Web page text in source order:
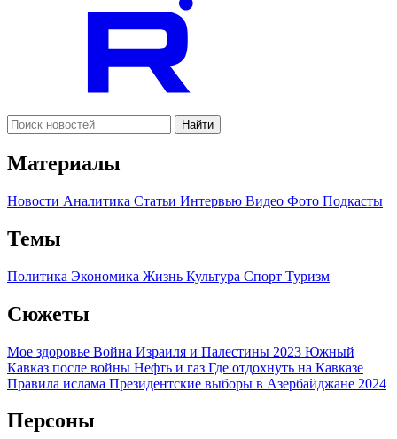
Найти
Материалы
Новости Аналитика Статьи Интервью Видео Фото Подкасты
Темы
Политика Экономика Жизнь Культура Спорт Туризм
Сюжеты
Мое здоровье Война Израиля и Палестины 2023 Южный
Кавказ после войны Нефть и газ Где отдохнуть на Кавказе
Правила ислама Президентские выборы в Азербайджане 2024
Персоны